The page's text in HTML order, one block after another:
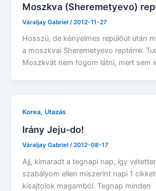
Moszkva (Sheremetyevo)
Váraljay Gabriel /2012-11-27
Hosszú, de kényelmes repülőút után
a moszkvai Sheremetyevo reptérre.
Moszkvát nem fogom látni, mert sem
Korea, Utazás
Irány Jeju-do!
Váraljay Gabriel/2012-08-17
Ajj, kimaradt a tegnapi nap, így
szabályom ellen miszerint napi 1
kisajtolok magamból. Tegnap minden